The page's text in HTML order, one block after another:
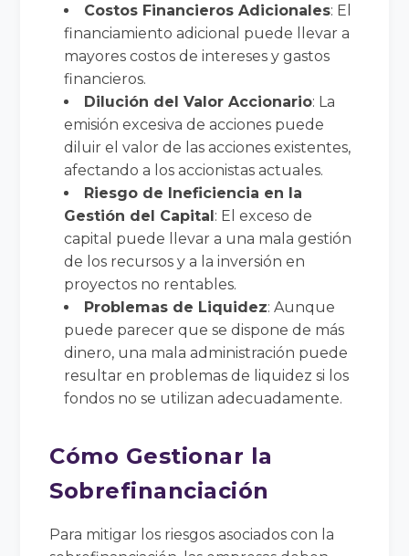
Costos Financieros Adicionales: El
financiamiento adicional puede llevar a
mayores costos de intereses y gastos
financieros.
Dilución del Valor Accionario: La
emisión excesiva de acciones puede
diluir el valor de las acciones existentes,
afectando a los accionistas actuales.
Riesgo de Ineficiencia en la
Gestión del Capital: El exceso de
capital puede llevar a una mala gestión
de los recursos y a la inversión en
proyectos no rentables.
Problemas de Liquidez: Aunque
puede parecer que se dispone de más
dinero, una mala administración puede
resultar en problemas de liquidez si los
fondos no se utilizan adecuadamente.
Cómo Gestionar la
Sobrefinanciación
Para mitigar los riesgos asociados con la